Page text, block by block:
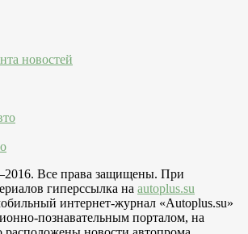
новостей
Все права защищены. При
гиперссылка на autoplus.su
интернет-журнал «Autoplus.su»
познавательным порталом, на